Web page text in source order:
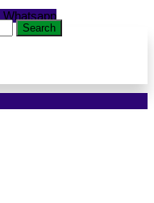
Whatsapp
Search